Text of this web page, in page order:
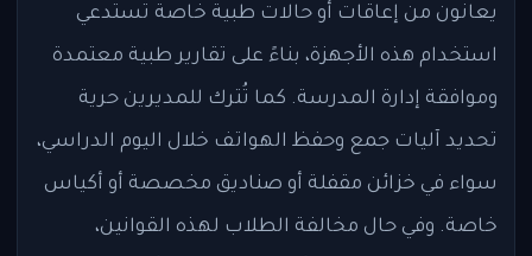
يعانون من إعاقات أو حالات طبية خاصة تستدعي
استخدام هذه الأجهزة، بناءً على تقارير طبية معتمدة
وموافقة إدارة المدرسة. كما تُترك للمديرين حرية
تحديد آليات جمع وحفظ الهواتف خلال اليوم الدراسي،
سواء في خزائن مقفلة أو صناديق مخصصة أو أكياس
خاصة. وفي حال مخالفة الطلاب لهذه القوانين،